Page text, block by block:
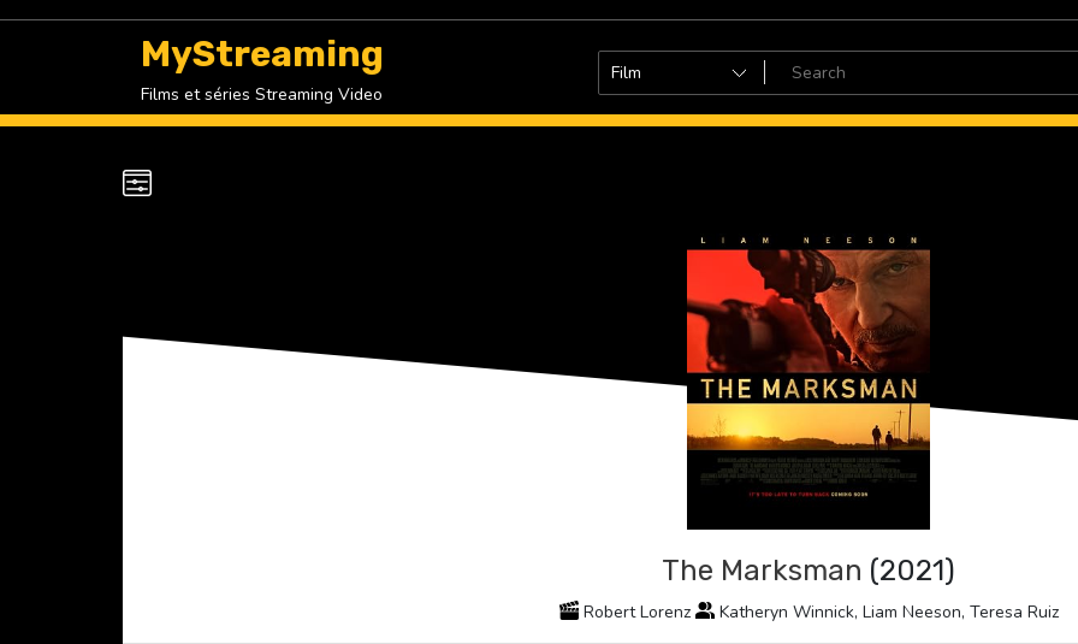
MyStreaming
Films et séries Streaming Video
The Marksman (2021)
Robert Lorenz Katheryn Winnick, Liam Neeson, Teresa Ruiz